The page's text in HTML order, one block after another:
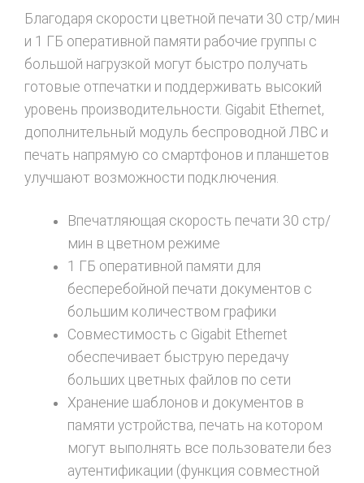
Благодаря скорости цветной печати 30 стр/мин
и 1 ГБ оперативной памяти рабочие группы с
большой нагрузкой могут быстро получать
готовые отпечатки и поддерживать высокий
уровень производительности. Gigabit Ethernet,
дополнительный модуль беспроводной ЛВС и
печать напрямую со смартфонов и планшетов
улучшают возможности подключения.
Впечатляющая скорость печати 30 стр/
мин в цветном режиме
1 ГБ оперативной памяти для
бесперебойной печати документов с
большим количеством графики
Совместимость с Gigabit Ethernet
обеспечивает быструю передачу
больших цветных файлов по сети
Хранение шаблонов и документов в
памяти устройства, печать на котором
могут выполнять все пользователи без
аутентификации (функция совместной